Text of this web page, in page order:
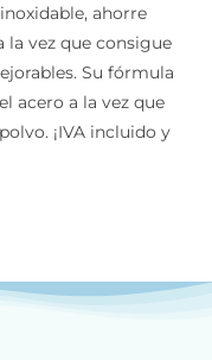
ahorre
vez que consigue
Su fórmula
acero a la vez que
¡IVA incluido y